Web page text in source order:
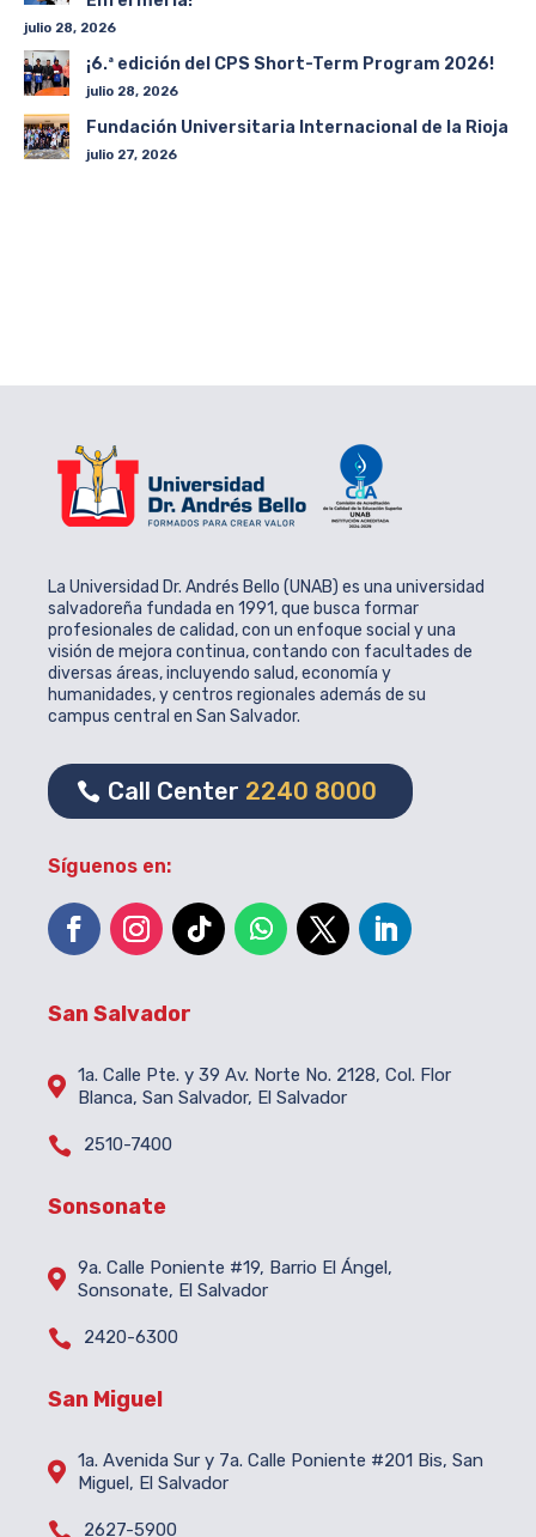
julio 28, 2026
¡6.ª edición del CPS Short-Term Program 2026!
julio 28, 2026
Fundación Universitaria Internacional de la Rioja
julio 27, 2026
La Universidad Dr. Andrés Bello (UNAB) es una universidad
salvadoreña fundada en 1991, que busca formar
profesionales de calidad, con un enfoque social y una
visión de mejora continua, contando con facultades de
diversas áreas, incluyendo salud, economía y
humanidades, y centros regionales además de su
campus central en San Salvador.
Call Center 2240 8000
Síguenos en:
San Salvador
 1a. Calle Pte. y 39 Av. Norte No. 2128, Col. Flor
Blanca, San Salvador, El Salvador
 2510-7400
Sonsonate
 9a. Calle Poniente #19, Barrio El Ángel,
Sonsonate, El Salvador
 2420-6300
San Miguel
 1a. Avenida Sur y 7a. Calle Poniente #201 Bis, San
Miguel, El Salvador
 2627-5900